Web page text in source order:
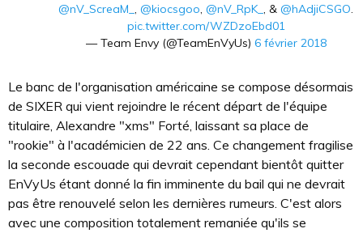
@nV_ScreaM_ , @kiocsgoo, @nV_RpK_ , & @hAdjiCSGO.
pic.twitter.com/WZDzoEbd01
— Team Envy (@TeamEnVyUs) 6 février 2018
Le banc de l'organisation américaine se compose désormais
de SIXER qui vient rejoindre le récent départ de l'équipe
titulaire, Alexandre "xms" Forté, laissant sa place de
"rookie" à l'académicien de 22 ans. Ce changement fragilise
la seconde escouade qui devrait cependant bientôt quitter
EnVyUs étant donné la fin imminente du bail qui ne devrait
pas être renouvelé selon les dernières rumeurs. C'est alors
avec une composition totalement remaniée qu'ils se